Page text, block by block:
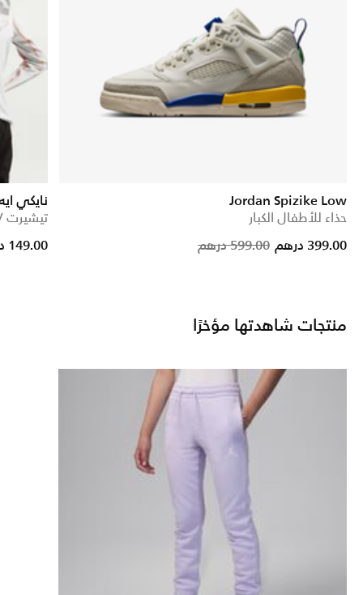
Jordan Spizike Low
حذاء للأطفال الكبار
Price
599.00 درهم to
399.00 درهم
نايكي
تيشيرت UV بأكمام طويلة للأطفال الكبار
from
149.00 درهم
منتجات شاهدتها مؤخرًا